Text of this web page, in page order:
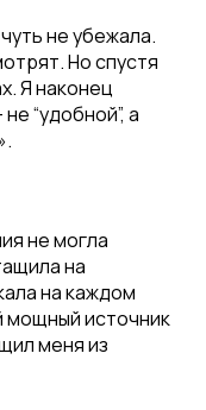
не убежала.
Но спустя
Я наконец
“удобной”, а
не могла
на
на каждом
мощный источник
меня из